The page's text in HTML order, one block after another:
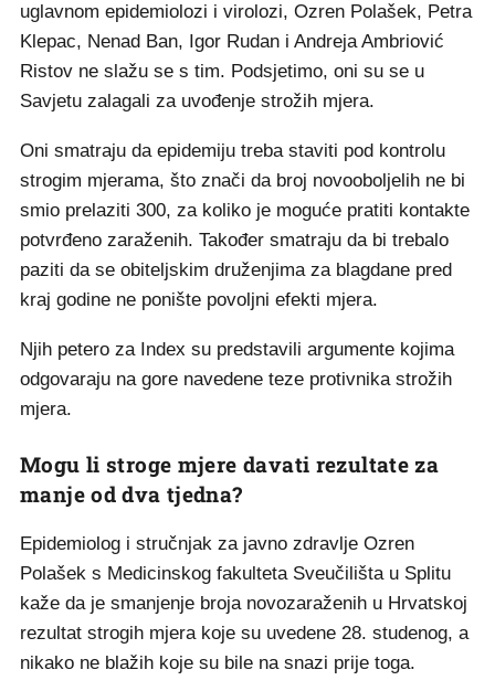
uglavnom epidemiolozi i virolozi, Ozren Polašek, Petra
Klepac, Nenad Ban, Igor Rudan i Andreja Ambriović
Ristov ne slažu se s tim. Podsjetimo, oni su se u
Savjetu zalagali za uvođenje strožih mjera.
Oni smatraju da epidemiju treba staviti pod kontrolu
strogim mjerama, što znači da broj novooboljelih ne bi
smio prelaziti 300, za koliko je moguće pratiti kontakte
potvrđeno zaraženih. Također smatraju da bi trebalo
paziti da se obiteljskim druženjima za blagdane pred
kraj godine ne ponište povoljni efekti mjera.
Njih petero za Index su predstavili argumente kojima
odgovaraju na gore navedene teze protivnika strožih
mjera.
Mogu li stroge mjere davati rezultate za
manje od dva tjedna?
Epidemiolog i stručnjak za javno zdravlje Ozren
Polašek s Medicinskog fakulteta Sveučilišta u Splitu
kaže da je smanjenje broja novozaraženih u Hrvatskoj
rezultat strogih mjera koje su uvedene 28. studenog, a
nikako ne blažih koje su bile na snazi prije toga.